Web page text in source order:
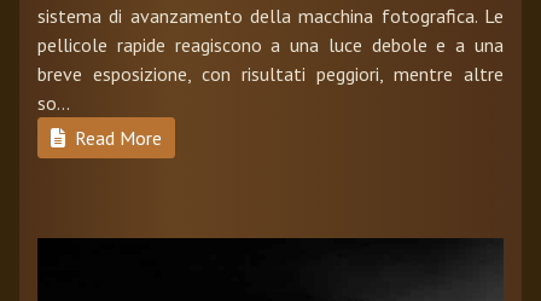
sistema di avanzamento della macchina fotografica. Le
pellicole rapide reagiscono a una luce debole e a una
breve esposizione, con risultati peggiori, mentre altre
so...
Read More